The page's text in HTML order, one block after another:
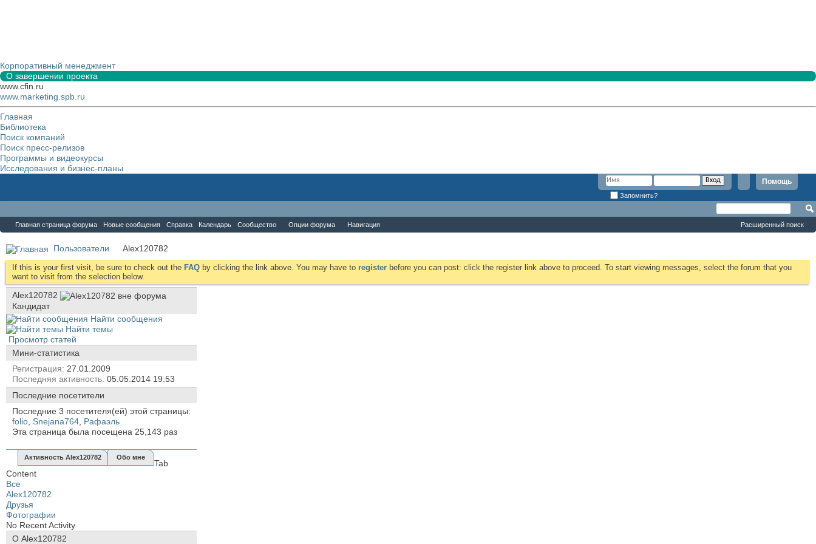
Корпоративный менеджмент
О завершении проекта
www.cfin.ru
www.marketing.spb.ru
Главная
Библиотека
Поиск компаний
Поиск пресс-релизов
Программы и видеокурсы
Исследования и бизнес-планы
Помощь
Запомнить?
Главная страница форума Новые сообщения Справка Календарь Сообщество Опции форума Навигация Расширенный поиск
Пользователи Alex120782
If this is your first visit, be sure to check out the FAQ by clicking the link above. You may have to register before you can post: click the register link above to proceed. To start viewing messages, select the forum that you
want to visit from the selection below.
Alex120782
Кандидат
Найти сообщения
Найти темы
Просмотр статей
Мини-статистика
Регистрация
27.01.2009
Последняя активность 05.05.2014 19:53
Последние посетители
Последние 3 посетителя(ей) этой страницы:
folio Snejana764 Рафаэль
Эта страница была посещена 25,143 раз
Активность Alex120782 Обо мне
Tab
Content
Все
Alex120782
Друзья
Фотографии
No Recent Activity
О Alex120782